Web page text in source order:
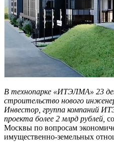
В технопарке «ИТЭЛМА» 23
строительство нового
Инвестор, группа компаний
проекта более 2 млрд рублей,
Москвы по вопросам
имущественно-земельных